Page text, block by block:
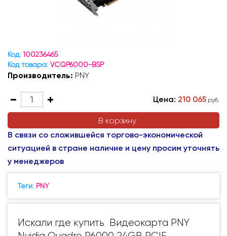
Код: 100236465
Код товара: VCQP6000-BSP
Производитель: PNY
В корзину
Цена: 210 065 руб.
В связи со сложившейся торгово-экономической
ситуацией в стране наличие и цену просим уточнять
у менеджеров
Теги: PNY
Искали где купить Видеокарта PNY